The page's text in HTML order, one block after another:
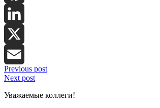
Facebook
LinkedIn
X
Email
Previous post
Next post
Уважаемые коллеги!